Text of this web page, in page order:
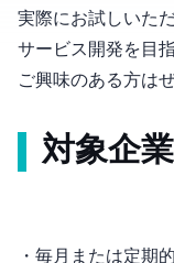
実際にお試しいた
サービス開発を目
ご興味のある方は
対象企業
・毎月または定期